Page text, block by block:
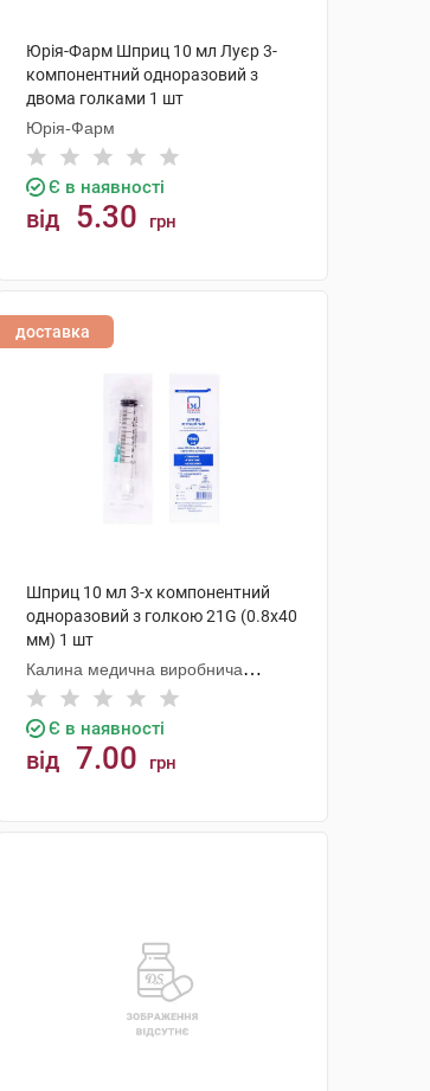
Юрія-Фарм Шприц 10 мл Луєр 3-
компонентний одноразовий з
двома голками 1 шт
Юрія-Фарм
Є в наявності
від 5.30 грн
доставка
Шприц 10 мл 3-х компонентний
одноразовий з голкою 21G (0.8х40
мм) 1 шт
Калина медична виробнича
компанія
Є в наявності
від 7.00 грн